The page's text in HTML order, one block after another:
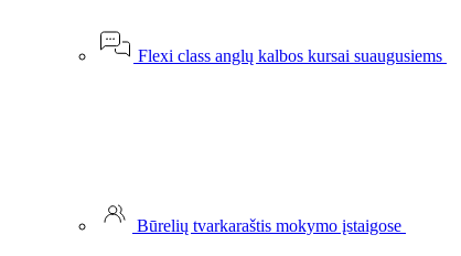
Flexi class anglų kalbos kursai suaugusiems
Būrelių tvarkaraštis mokymo įstaigose